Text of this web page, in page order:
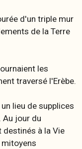
d'un triple mur
de la Terre
les
traversé l'Erèbe.
lieu de supplices
Au jour du
à la Vie
mitoyens